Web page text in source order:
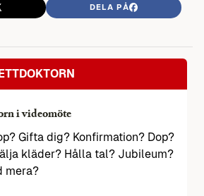
DELA PÅ
i videomöte
Gifta dig? Konfirmation? Dop?
kläder? Hålla tal? Jubileum?
mera?